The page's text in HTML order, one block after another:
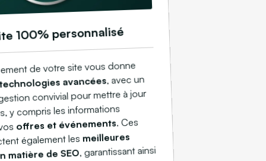
100% personnalisé
de votre site vous donne
avancées, avec un
convivial pour mettre à jour
y compris les informations
offres et événements. Ces
également lesmeilleures
matière de SEO, garantissant ainsi